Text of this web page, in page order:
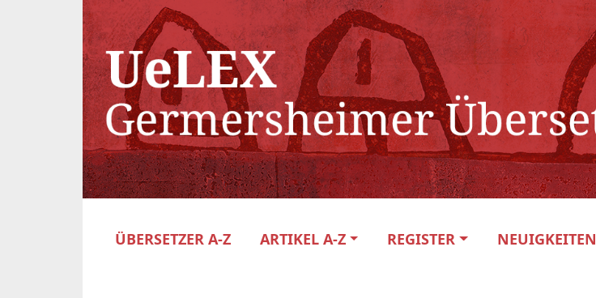
ÜBERSETZER A-Z ARTIKEL A-Z REGISTER NEUIGKEITEN